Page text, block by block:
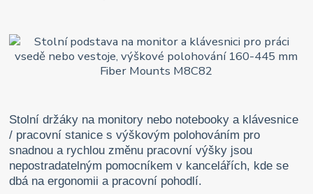
Stolní držáky na monitory nebo notebooky a klávesnice
/ pracovní stanice s výškovým polohováním pro
snadnou a rychlou změnu pracovní výšky jsou
nepostradatelným pomocníkem v kancelářích, kde se
dbá na ergonomii a pracovní pohodlí.